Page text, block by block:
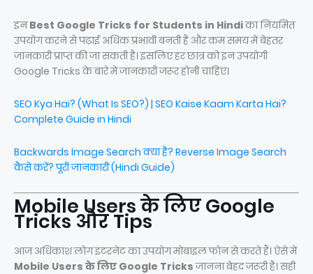
इनBest Google Tricks for Students in Hindiका नियमित
उपयोग करने से पढ़ाई अधिक प्रभावी बनती है और कम समय में बेहतर
जानकारी प्राप्त की जा सकती है। इसलिए हर छात्र को इन उपयोगी
Google Tricks के बारे में जानकारी जरूर होनी चाहिए।
SEO Kya Hai? (What Is SEO?) | SEO Kaise Kaam Karta Hai?
Complete Guide in Hindi
Backwards Image Search क्या है? Reverse Image Search
कैसे करें? पूरी जानकारी (Hindi Guide)
Mobile Users के लिए Google
Tricks और Tips
आज अधिकांश लोग इंटरनेट का उपयोग मोबाइल फोन से करते हैं। ऐसे में
Mobile Users के लिए Google Tricksजानना बेहद जरूरी है। सही